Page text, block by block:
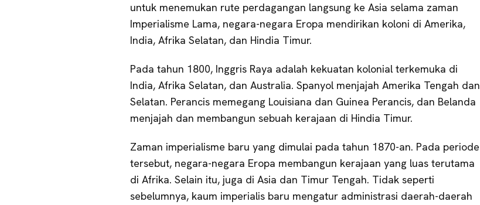
untuk menemukan rute perdagangan langsung ke Asia selama zaman
Imperialisme Lama, negara-negara Eropa mendirikan koloni di Amerika,
India, Afrika Selatan, dan Hindia Timur.
Pada tahun 1800, Inggris Raya adalah kekuatan kolonial terkemuka di
India, Afrika Selatan, dan Australia. Spanyol menjajah Amerika Tengah dan
Selatan. Perancis memegang Louisiana dan Guinea Perancis, dan Belanda
menjajah dan membangun sebuah kerajaan di Hindia Timur.
Zaman imperialisme baru yang dimulai pada tahun 1870-an. Pada periode
tersebut, negara-negara Eropa membangun kerajaan yang luas terutama
di Afrika. Selain itu, juga di Asia dan Timur Tengah. Tidak seperti
sebelumnya, kaum imperialis baru mengatur administrasi daerah-daerah